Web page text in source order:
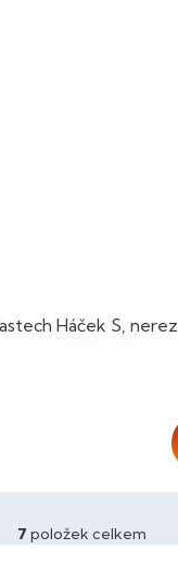
Háček S, nerez
O
7 položek celkem